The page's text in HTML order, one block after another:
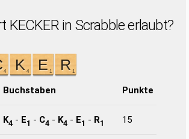
KECKER in Scrabble erlaubt?
Buchstaben Punkte
K4 - E1 - C4 - K4 - E1 - R1 15